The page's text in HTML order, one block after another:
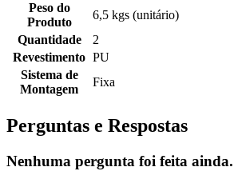
Peso do
Produto
6,5 kgs (unitário)
Quantidade
2
Revestimento PU
Sistema de
Montagem
Fixa
Perguntas e Respostas
Nenhuma pergunta foi feita